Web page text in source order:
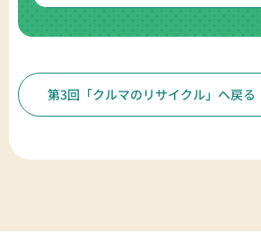
第3回「クルマのリサイクル」へ戻る